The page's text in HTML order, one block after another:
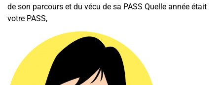
de son parcours et du vécu de sa PASS Quelle année était
votre PASS,